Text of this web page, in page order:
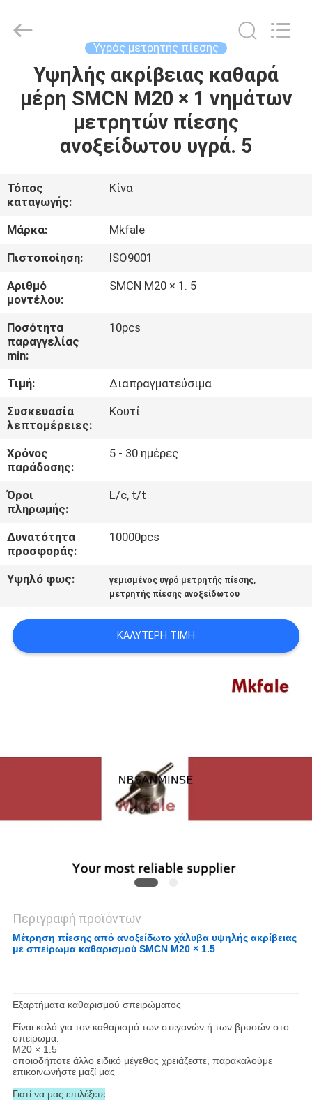
ΣΠΊΤΙ
ΠΡΟΪΌΝΤΑ
ΕΜΕΊΣ
ΓΎΡΟΣ
ΕΡΓΟΣΤΑΣΊΩΝ
ΠΟΙΟΤΙΚΌΣ
ΈΛΕΓΧΟΣ
ΕΛΆΤΕ
ΣΕ
ΕΠΑΦΉ
ΜΕ
ΕΙΔΉΣΕΙΣ
ΖΗΤΉΣΤΕ
ΈΝΑ
ΑΠΌΣΠΑΣΜΑ
SITEMAP
Export
Υγρός μετρητής πίεσης
Υψηλής ακρίβειας καθαρά
μέρη SMCN M20 × 1 νημάτων
μετρητών πίεσης
ανοξείδωτου υγρά. 5
Τόπος
καταγωγής:
Κίνα
Μάρκα:
Mkfale
Πιστοποίηση:
ISO9001
Αριθμό
μοντέλου:
SMCN M20 × 1. 5
Ποσότητα
παραγγελίας
min:
10pcs
Τιμή:
Διαπραγματεύσιμα
Συσκευασία
λεπτομέρειες:
Κουτί
Χρόνος
παράδοσης:
5 - 30 ημέρες
Όροι
πληρωμής:
L/c, t/t
Δυνατότητα
προσφοράς:
10000pcs
Υψηλό φως: γεμισμένος υγρό μετρητής πίεσης,
μετρητής πίεσης ανοξείδωτου
ΚΑΛΎΤΕΡΗ ΤΙΜΉ
Περιγραφή προϊόντων
Μέτρηση πίεσης από ανοξείδωτο χάλυβα υψηλής ακρίβειας
με σπείρωμα καθαρισμού SMCN M20 × 1.5
Εξαρτήματα καθαρισμού σπειρώματος
Είναι καλό για τον καθαρισμό των στεγανών ή των βρυσών στο
σπείρωμα.
M20 × 1.5
οποιοδήποτε άλλο ειδικό μέγεθος χρειάζεστε, παρακαλούμε
επικοινωνήστε μαζί μας
Γιατί να μας επιλέξετε